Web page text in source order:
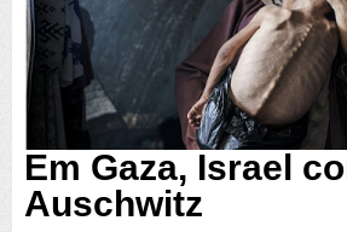
Em Gaza, Israel
Auschwitz